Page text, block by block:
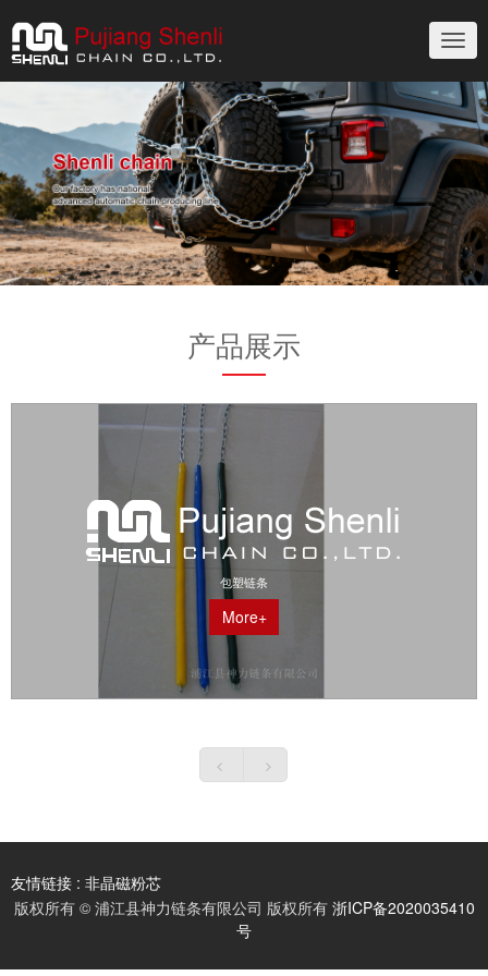
切
换
导
航
产品展示
包塑链条
More+
友情链接 : 非晶磁粉芯
非晶粉末磁粉芯
版权所有 © 浦江县神力链条有限公司 版权所有 浙ICP备2020035410
号